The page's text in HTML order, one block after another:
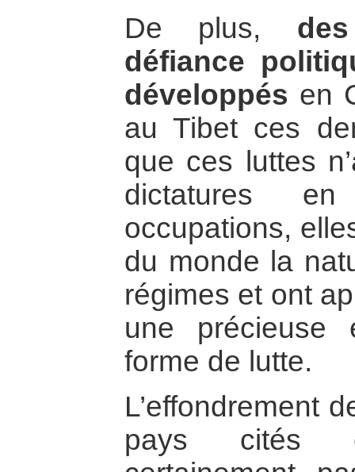
De plus,
défiance
développés en
au Tibet ces
que ces luttes
dictatures
occupations,
du monde la
régimes et ont
une précieuse
forme de lutte.
L’effondrement
pays cités